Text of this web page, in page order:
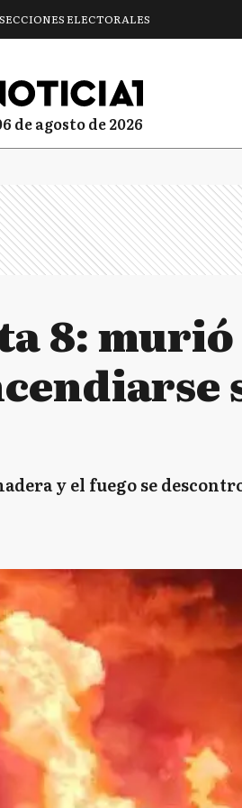
SECCIONES ELECTORALES
de agosto de 2026
8:
y el fuego se